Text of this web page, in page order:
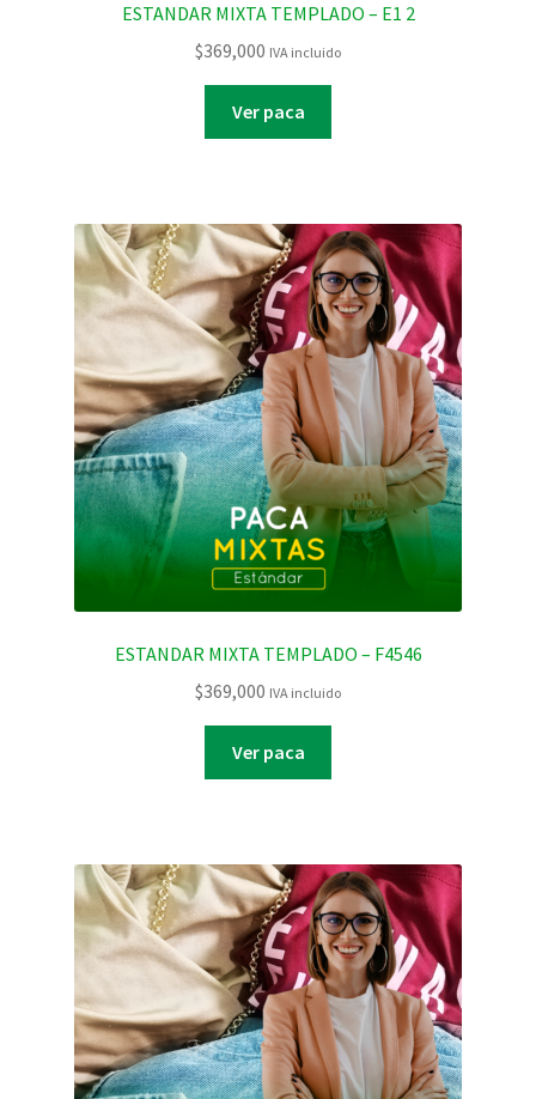
ESTANDAR MIXTA TEMPLADO – E1 2
$369,000 IVA incluido
Ver paca
ESTANDAR MIXTA TEMPLADO – F4546
$369,000 IVA incluido
Ver paca